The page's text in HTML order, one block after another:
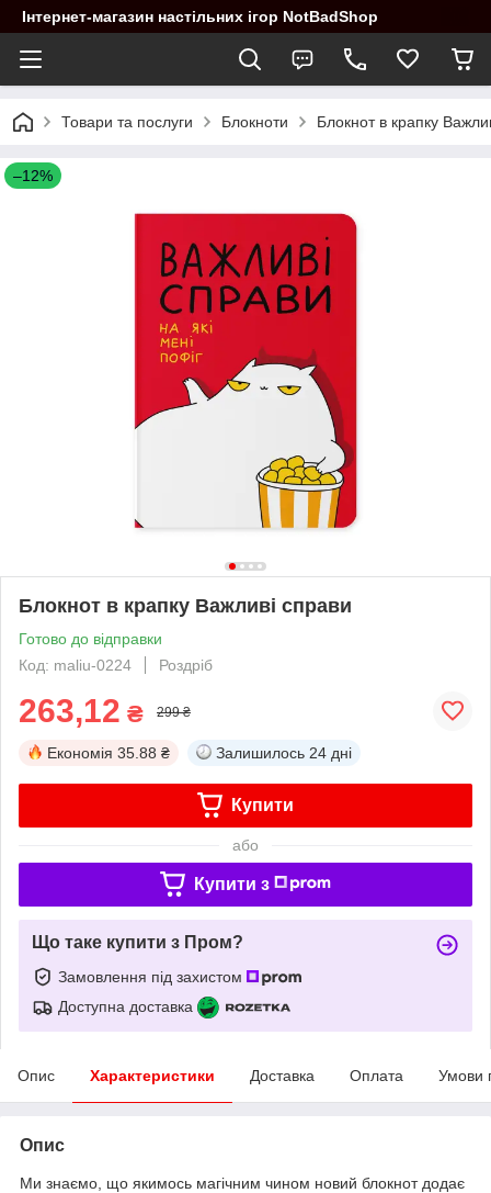
Інтернет-магазин настільних ігор NotBadShop
Товари та послуги Блокноти Блокнот в крапку
–12%
Блокнот в крапку Важливі справи
Готово до відправки
Код: maliu-0224
Роздріб
263,12 ₴ 299 ₴
Економія 35.88 ₴ Залишилось 24 дні
Купити
або
Купити з
Що таке купити з Пром?
Замовлення під захистом
Доступна доставка
Опис Характеристики Доставка Оплата Умови
Опис
Ми знаємо, що якимось магічним чином новий блокнот додає